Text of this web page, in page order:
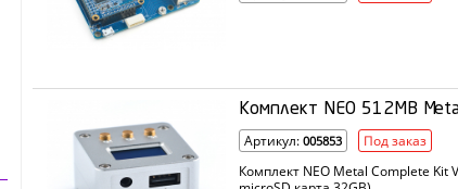
Комплект NEO 512MB
Артикул: 005853
Под заказ
Комплект NEO Metal Complete Kit